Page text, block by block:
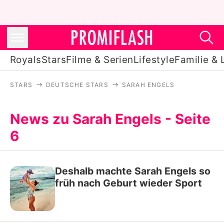
RoyalsStarsFilme & SerienLifestyleFamilie &
Stars
Familie & Liebe
STARS DEUTSCHE STARS SARAH ENGELS
News zu Sarah Engels - Seite
6
Deshalb machte Sarah Engels so
früh nach Geburt wieder Sport